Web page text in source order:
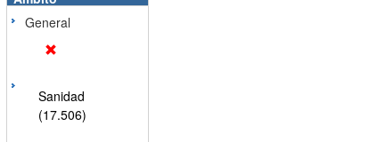
General
Sanidad
(17.506)